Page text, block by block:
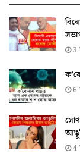
3
6
4